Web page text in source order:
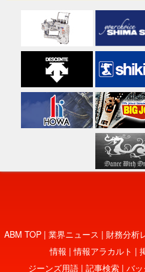
ABM TOP | 業界ニュース | 財務分析
情報 |情報アラカルト |
ジーンズ用語 | 記事検索 | バ